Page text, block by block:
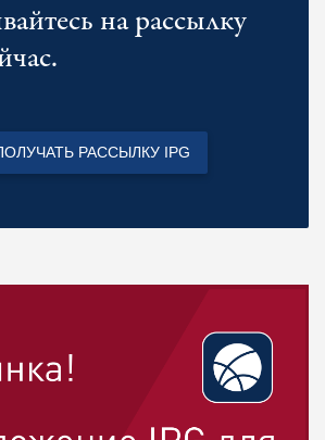
на рассылку
РАССЫЛКУ IPG